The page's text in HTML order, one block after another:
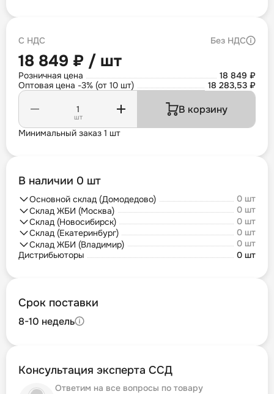
С НДС Без НДС
18 849 ₽ / шт
Розничная цена
18 849 ₽
Оптовая цена -3% (от 10 шт)
18 283,53 ₽
шт
В корзину
Минимальный заказ 1 шт
В наличии 0 шт
Основной склад (Домодедово)
0 шт
Склад ЖБИ (Москва)
0 шт
Склад (Новосибирск)
0 шт
Склад (Екатеринбург)
0 шт
Склад ЖБИ (Владимир)
0 шт
Дистрибьюторы
0 шт
Срок поставки
8-10 недель
Консультация эксперта ССД
Ответим на все вопросы по товару